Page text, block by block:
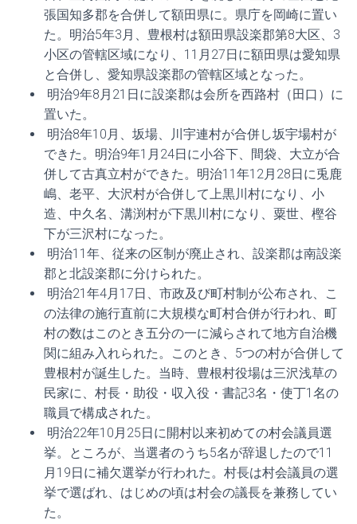
張国知多郡を合併して額田県に。県庁を岡崎に置い
た。明治5年3月、豊根村は額田県設楽郡第8大区、3
小区の管轄区域になり、11月27日に額田県は愛知県
と合併し、愛知県設楽郡の管轄区域となった。
明治9年8月21日に設楽郡は会所を西路村（田口）に
置いた。
明治8年10月、坂場、川宇連村が合併し坂宇場村が
できた。明治9年1月24日に小谷下、間袋、大立が合
併して古真立村ができた。明治11年12月28日に兎鹿
嶋、老平、大沢村が合併して上黒川村になり、小
造、中久名、溝渕村が下黒川村になり、粟世、樫谷
下が三沢村になった。
明治11年、従来の区制が廃止され、設楽郡は南設楽
郡と北設楽郡に分けられた。
明治21年4月17日、市政及び町村制が公布され、こ
の法律の施行直前に大規模な町村合併が行われ、町
村の数はこのとき五分の一に減らされて地方自治機
関に組み入れられた。このとき、5つの村が合併して
豊根村が誕生した。当時、豊根村役場は三沢浅草の
民家に、村長・助役・収入役・書記3名・使丁1名の
職員で構成された。
明治22年10月25日に開村以来初めての村会議員選
挙。ところが、当選者のうち5名が辞退したので11
月19日に補欠選挙が行われた。村長は村会議員の選
挙で選ばれ、はじめの頃は村会の議長を兼務してい
た。